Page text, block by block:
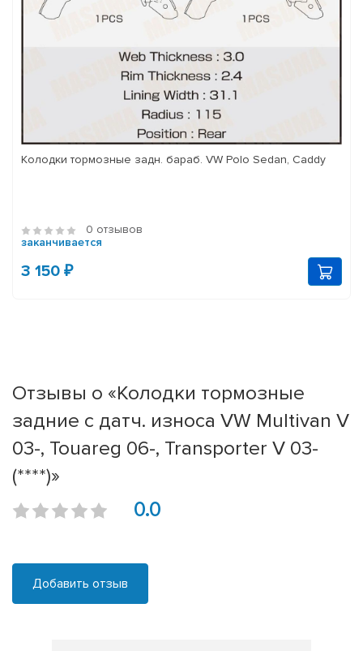
Колодки тормозные задн. бараб. VW Polo Sedan, Caddy
0 отзывов
заканчивается
3 150 ₽
Отзывы о «Колодки тормозные
задние с датч. износа VW Multivan V
03-, Touareg 06-, Transporter V 03-
(****)»
0.0
Добавить отзыв